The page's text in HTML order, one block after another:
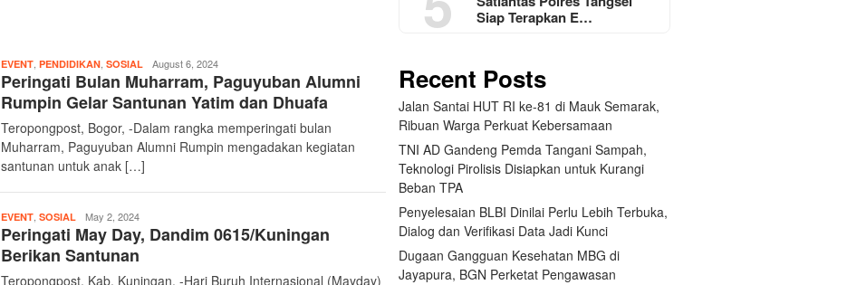
EVENT PENDIDIKAN SOSIAL teropongpost
August 6, 2024
Peringati Bulan Muharram, Paguyuban Alumni
Rumpin Gelar Santunan Yatim dan Dhuafa
Teropongpost, Bogor, -Dalam rangka memperingati bulan
Muharram, Paguyuban Alumni Rumpin mengadakan kegiatan
santunan untuk anak […]
EVENT SOSIAL teropongpost
May 2, 2024
Peringati May Day, Dandim 0615/Kuningan
Berikan Santunan
Teropongpost, Kab. Kuningan, -Hari Buruh Internasional (Mayday)
Siap Terapkan E…
Recent Posts
Jalan Santai HUT RI ke-81 di Mauk Semarak,
Ribuan Warga Perkuat Kebersamaan
TNI AD Gandeng Pemda Tangani Sampah,
Teknologi Pirolisis Disiapkan untuk Kurangi
Beban TPA
Penyelesaian BLBI Dinilai Perlu Lebih Terbuka,
Dialog dan Verifikasi Data Jadi Kunci
Dugaan Gangguan Kesehatan MBG di
Jayapura, BGN Perketat Pengawasan